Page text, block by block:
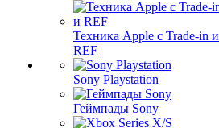
Техника Apple с Trade-in и
REF
Sony Playstation
Геймпады Sony